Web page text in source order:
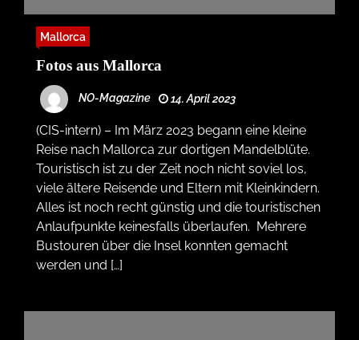
Mallorca
Fotos aus Mallorca
NO-Magazine 14. April 2023
(CIS-intern) – Im März 2023 begann eine kleine
Reise nach Mallorca zur dortigen Mandelblüte.
Touristisch ist zu der Zeit noch nicht soviel los,
viele ältere Reisende und Eltern mit Kleinkindern.
Alles ist noch recht günstig und die touristischen
Anlaufpunkte keinesfalls überlaufen. Mehrere
Bustouren über die Insel konnten gemacht
werden und […]